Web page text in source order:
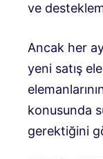
ve
Ancak her
yeni satış
konusunda
gerektiğini